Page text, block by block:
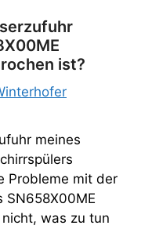
ist?
meines
Probleme mit der
SN658X00ME
was zu tun